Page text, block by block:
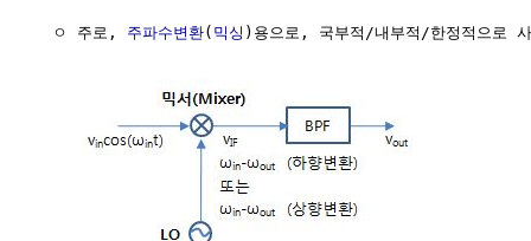
  ㅇ 주로,
주파수변환( 믹싱 )용으로, 국부적/내부적/한정적으로